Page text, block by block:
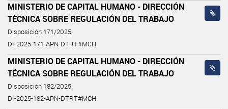
MINISTERIO DE CAPITAL HUMANO - DIRECCIÓN
TÉCNICA SOBRE REGULACIÓN DEL TRABAJO
Disposición 171/2025
DI-2025-171-APN-DTRT#MCH
MINISTERIO DE CAPITAL HUMANO - DIRECCIÓN
TÉCNICA SOBRE REGULACIÓN DEL TRABAJO
Disposición 182/2025
DI-2025-182-APN-DTRT#MCH